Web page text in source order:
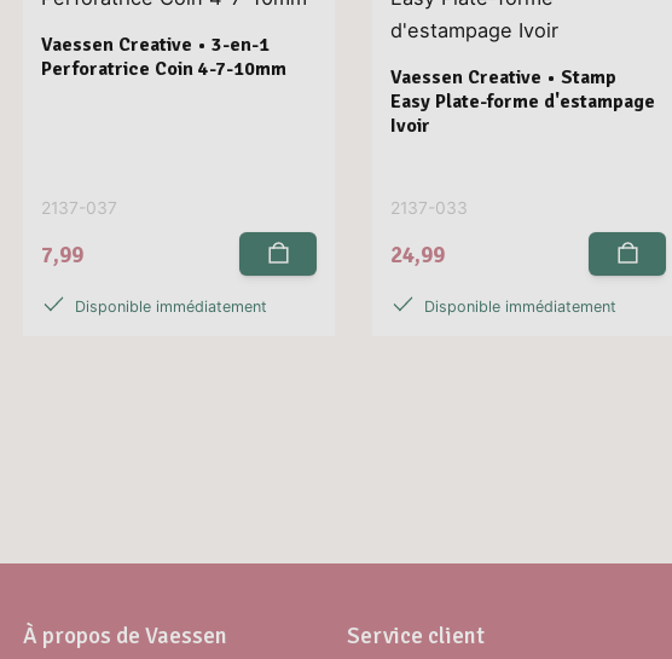
Vaessen Creative • 3-en-1
Perforatrice Coin 4-7-10mm
2137-037
7,99
Disponible immédiatement
Vaessen Creative • Stamp
Easy Plate-forme d'estampage
Ivoir
2137-033
24,99
Disponible immédiatement
À propos de Vaessen Service client